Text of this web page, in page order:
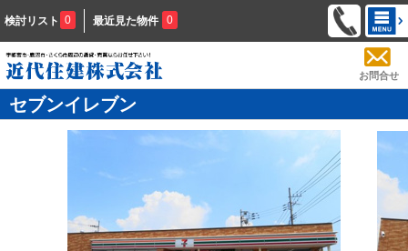
検討リスト 0 最近見た物件 0
お問合せ
セブンイレブン